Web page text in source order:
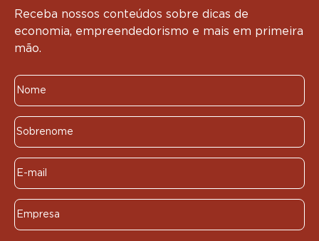
Receba nossos conteúdos sobre dicas de
economia, empreendedorismo e mais em primeira
mão.